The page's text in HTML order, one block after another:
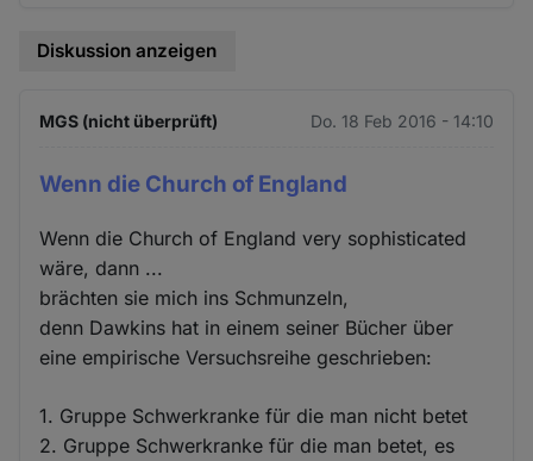
Diskussion anzeigen
MGS (nicht überprüft) Do. 18 Feb 2016 - 14:10
Wenn die Church of England
Wenn die Church of England very sophisticated
wäre, dann ...
brächten sie mich ins Schmunzeln,
denn Dawkins hat in einem seiner Bücher über
eine empirische Versuchsreihe geschrieben:
1. Gruppe Schwerkranke für die man nicht betet
2. Gruppe Schwerkranke für die man betet, es